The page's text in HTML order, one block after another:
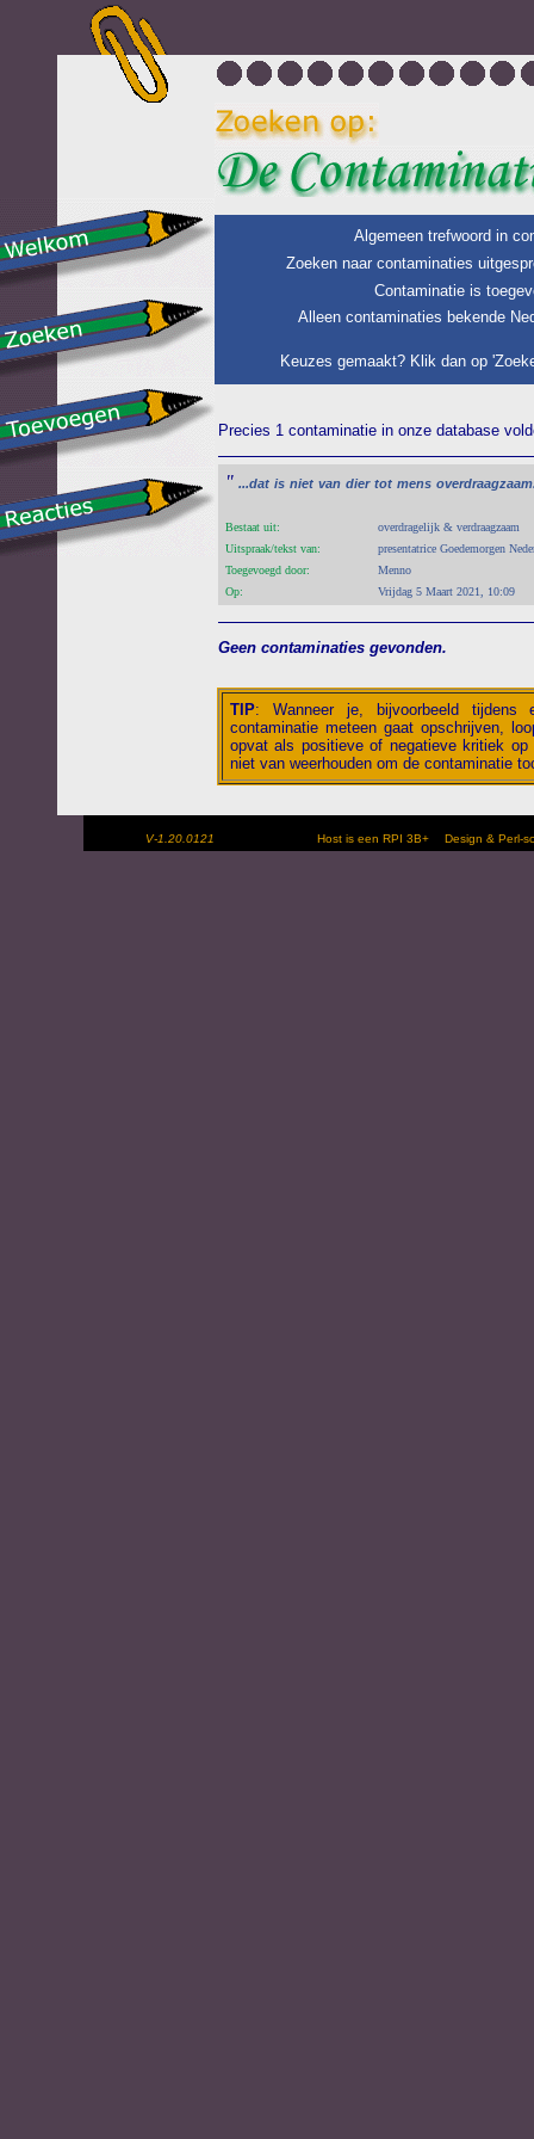
Algemeen trefwoord in
Zoeken naar contaminaties
Contaminatie is
Alleen contaminaties bekende
Keuzes gemaakt? Klik dan op
Precies 1 contaminatie in onze database
" ...dat is niet van dier tot mens
Bestaat uit:
overdragelijk & verdraagzaam
Uitspraak/tekst van:
presentatrice Goedemorgen
Toegevoegd door:
Menno
Op:
Vrijdag 5 Maart 2021, 10:09
Geen contaminaties gevonden.
TIP: Wanneer je, bijvoorbeeld tijdens
contaminatie meteen gaat opschrijven,
opvat als positieve of negatieve kritiek
niet van weerhouden om de contaminatie
V-1.20.0121 Host is een RPI 3B+ Design &